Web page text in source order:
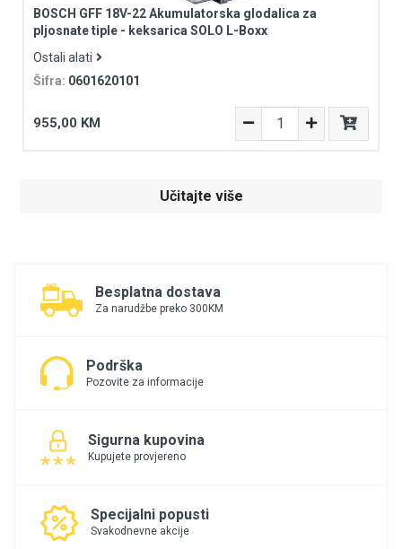
BOSCH GFF 18V-22 Akumulatorska glodalica za
pljosnate tiple - keksarica SOLO L-Boxx
Ostali alati
Šifra: 0601620101
955,00 KM
Učitajte više
Besplatna dostava
Za narudžbe preko 300KM
Podrška
Pozovite za informacije
Sigurna kupovina
Kupujete provjereno
Specijalni popusti
Svakodnevne akcije